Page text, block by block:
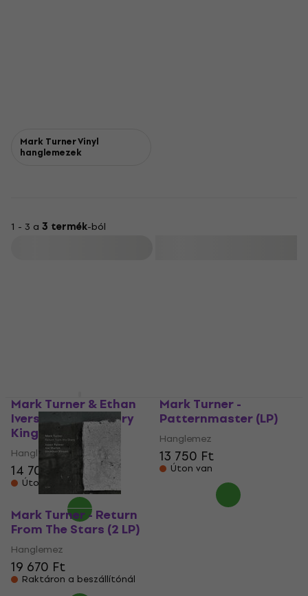
Mark Turner Vinyl
hanglemezek
1 - 3 a 3 termék-ból
Mark Turner & Ethan
Iverson - Temporary
Kings (LP)
Hanglemez
14 700 Ft
Úton van
Mark Turner -
Patternmaster (LP)
Hanglemez
13 750 Ft
Úton van
Mark Turner - Return
From The Stars (2 LP)
Hanglemez
19 670 Ft
Raktáron a beszállítónál